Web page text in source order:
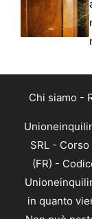
Chi siamo -
SRL -
(FR) -
in quanto